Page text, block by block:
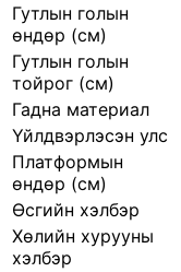
Гутлын голын
өндөр (см)
Гутлын голын
тойрог (см)
Гадна материал
Үйлдвэрлэсэн улс
Платформын
өндөр (см)
Өсгийн хэлбэр
Хөлийн хурууны
хэлбэр